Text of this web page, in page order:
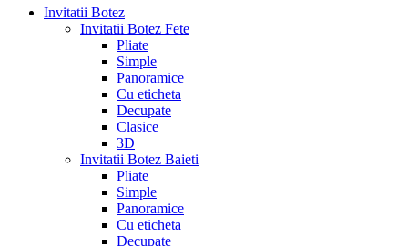
Invitatii Botez
Invitatii Botez Fete
Pliate
Simple
Panoramice
Cu eticheta
Decupate
Clasice
3D
Invitatii Botez Baieti
Pliate
Simple
Panoramice
Cu eticheta
Decupate